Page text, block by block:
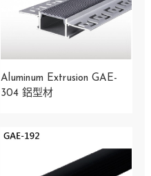
Aluminum Extrusion GAE-
304 鋁型材